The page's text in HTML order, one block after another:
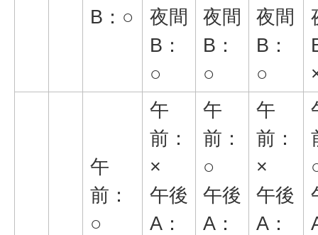
B：○
夜間
B：
○
夜間
B：
○
夜間
B：
○
午
前：
○
午
前：
×
午後
A：
午
前：
○
午後
A：
午
前：
×
午後
A：